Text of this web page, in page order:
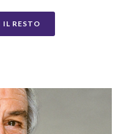
IL RESTO